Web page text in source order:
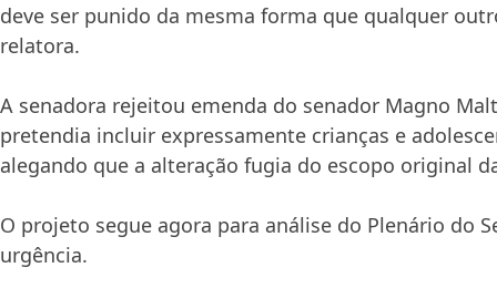
deve ser punido da mesma forma que qualquer
relatora.
A senadora rejeitou emenda do senador Magno
pretendia incluir expressamente crianças e
alegando que a alteração fugia do escopo original
O projeto segue agora para análise do Plenário do
urgência.